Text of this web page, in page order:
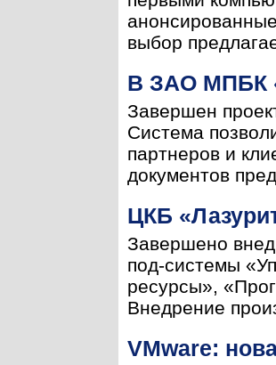
выбор
В ЗАО МПБК
Завершен
Система
партнеров и
документов
ЦКБ
Завершено
под-системы
ресурсы»,
Внедрение
VMware: